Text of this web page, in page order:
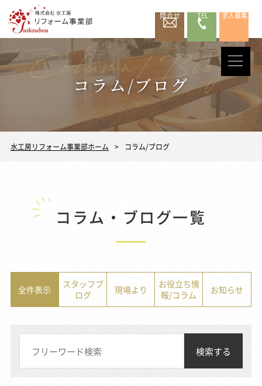
問合せ TEL 求人募集
コラム/ブログ
水工房リフォーム事業部ホーム コラム/ブログ
コラム・ブログ一覧
全件表示
スタッフブ
ログ
現場より
お役立ち情
報/コラム
お知らせ
検索する